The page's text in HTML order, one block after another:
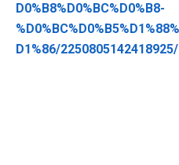
D0%B8%D0%BC%D0%B8-
D1%86/2250805142418925/